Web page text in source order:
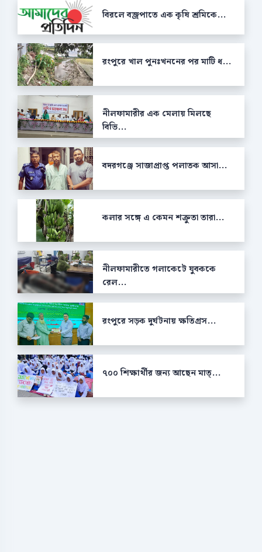
বিরলে বজ্রপাতে এক কৃষি শ্রমিকে...
রংপুরে খাল পুনঃখননের পর মাটি ধ...
নীলফামারীর এক মেলায় মিলছে
বিভি...
বদরগঞ্জে সাজাপ্রাপ্ত পলাতক আসা...
কলার সঙ্গে এ কেমন শক্রুতা তারা...
নীলফামারীতে গলাকেটে যুবককে
রেল...
রংপুরে সড়ক দুর্ঘটনায় ক্ষতিগ্রস...
৭০০ শিক্ষার্থীর জন্য আছেন মাত্...